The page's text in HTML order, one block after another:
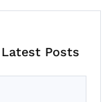
Posts